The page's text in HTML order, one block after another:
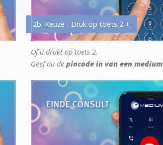
2b. Keuze - Druk op toets 2 +
Of u drukt op toets 2.
Geef nu de pincode in van een medium